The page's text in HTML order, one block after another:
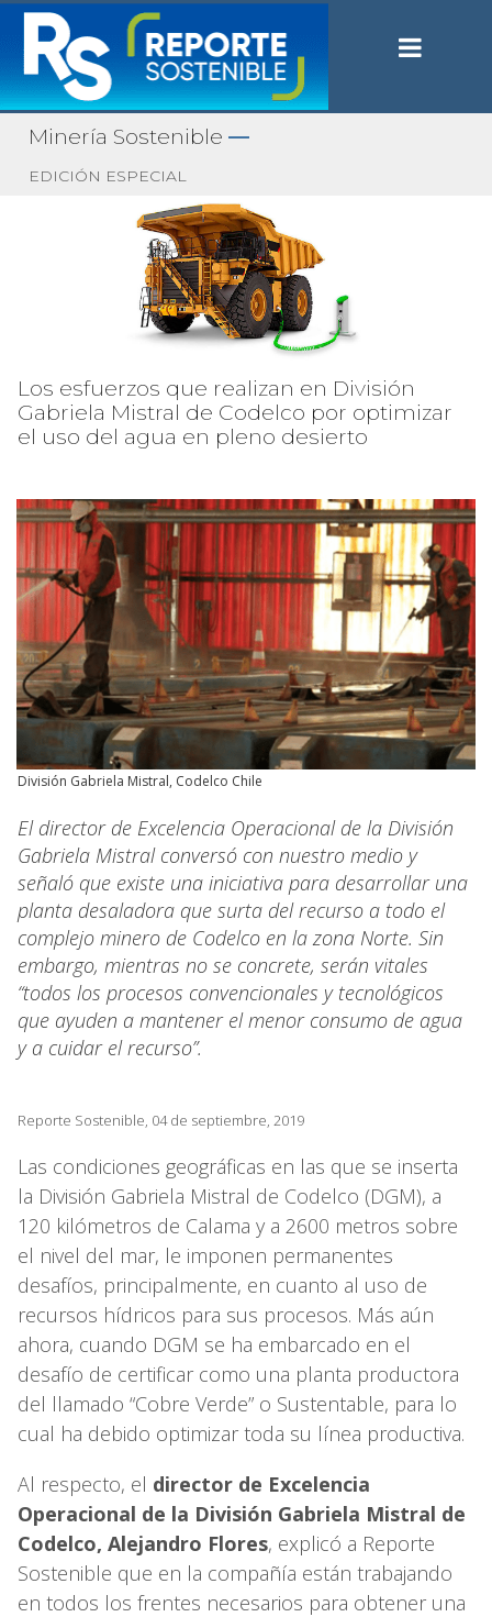
Minería Sostenible —
EDICIÓN ESPECIAL
Los esfuerzos que realizan en División
Gabriela Mistral de Codelco por optimizar
el uso del agua en pleno desierto
División Gabriela Mistral, Codelco Chile
El director de Excelencia Operacional de la División
Gabriela Mistral conversó con nuestro medio y
señaló que existe una iniciativa para desarrollar una
planta desaladora que surta del recurso a todo el
complejo minero de Codelco en la zona Norte. Sin
embargo, mientras no se concrete, serán vitales
“todos los procesos convencionales y tecnológicos
que ayuden a mantener el menor consumo de agua
y a cuidar el recurso”.
Reporte Sostenible, 04 de septiembre, 2019
Las condiciones geográficas en las que se inserta
la División Gabriela Mistral de Codelco (DGM), a
120 kilómetros de Calama y a 2600 metros sobre
el nivel del mar, le imponen permanentes
desafíos, principalmente, en cuanto al uso de
recursos hídricos para sus procesos. Más aún
ahora, cuando DGM se ha embarcado en el
desafío de certificar como una planta productora
del llamado “Cobre Verde” o Sustentable, para lo
cual ha debido optimizar toda su línea productiva.
Al respecto, el director de Excelencia
Operacional de la División Gabriela Mistral de
Codelco, Alejandro Flores, explicó a Reporte
Sostenible que en la compañía están trabajando
en todos los frentes necesarios para obtener una